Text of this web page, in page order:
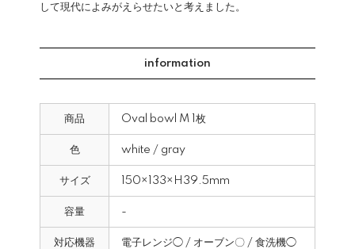
して現代によみがえらせたいと考えました。
information
商品 Oval bowl M 1枚
色 white / gray
サイズ 150×133×H39.5mm
容量 -
対応機器 電子レンジ◯ / オーブン〇 / 食洗機◯